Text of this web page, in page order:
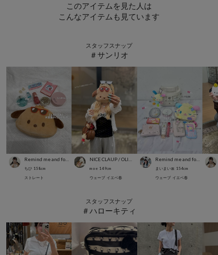
このアイテムを見た人は
こんなアイテムも見ています
スタッフスナップ
＃サンリオ
ちひ 158cm
ストレート
m o e 149cm
ウェーブ イエベ春
Remind me and forever
まいまい🎀 154cm
ウェーブ イエベ春
スタッフスナップ
＃ハローキティ